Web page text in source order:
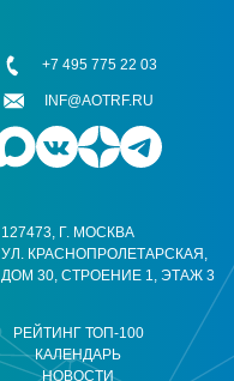
РЕЙТИНГ ТОП-100
КАЛЕНДАРЬ
НОВОСТИ
127473, Г. МОСКВА
УЛ. КРАСНОПРОЛЕТАРСКАЯ,
ДОМ 30, СТРОЕНИЕ 1, ЭТАЖ 3
+7 495 775 22 03
INF@AOTRF.RU